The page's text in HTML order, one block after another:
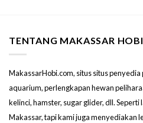
TENTANG MAKASSAR HOBI
MakassarHobi.com, situs situs
aquarium, perlengkapan hewan
kelinci, hamster, sugar glider, dll. Seperti
Makassar, tapi kami juga menyediakan